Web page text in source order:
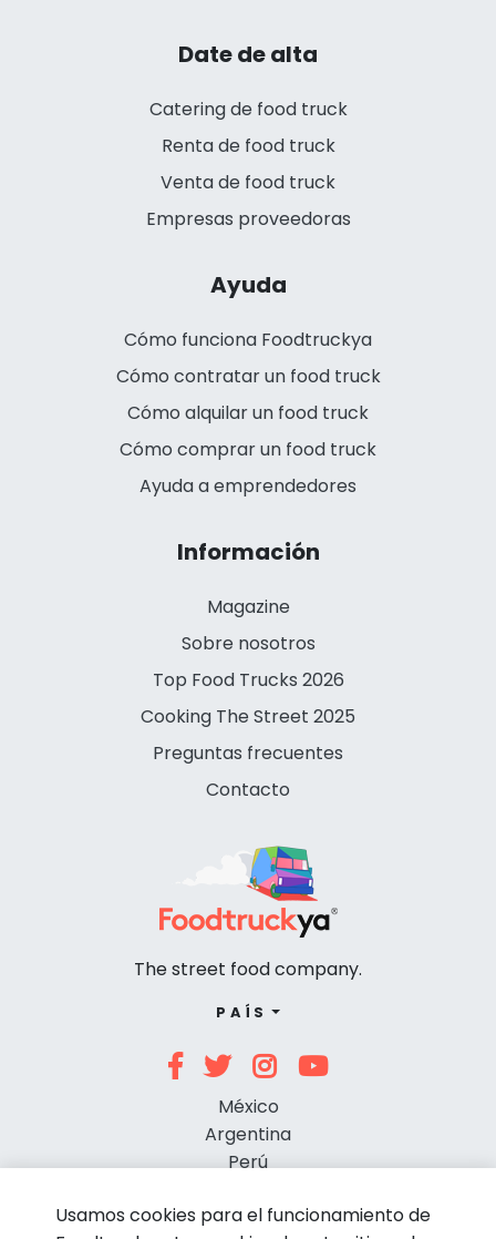
Date de alta
Catering de food truck
Renta de food truck
Venta de food truck
Empresas proveedoras
Ayuda
Cómo funciona Foodtruckya
Cómo contratar un food truck
Cómo alquilar un food truck
Cómo comprar un food truck
Ayuda a emprendedores
Información
Magazine
Sobre nosotros
Top Food Trucks 2026
Cooking The Street 2025
Preguntas frecuentes
Contacto
The street food company.
PAÍS
México
Argentina
Perú
Usamos cookies para el funcionamiento de